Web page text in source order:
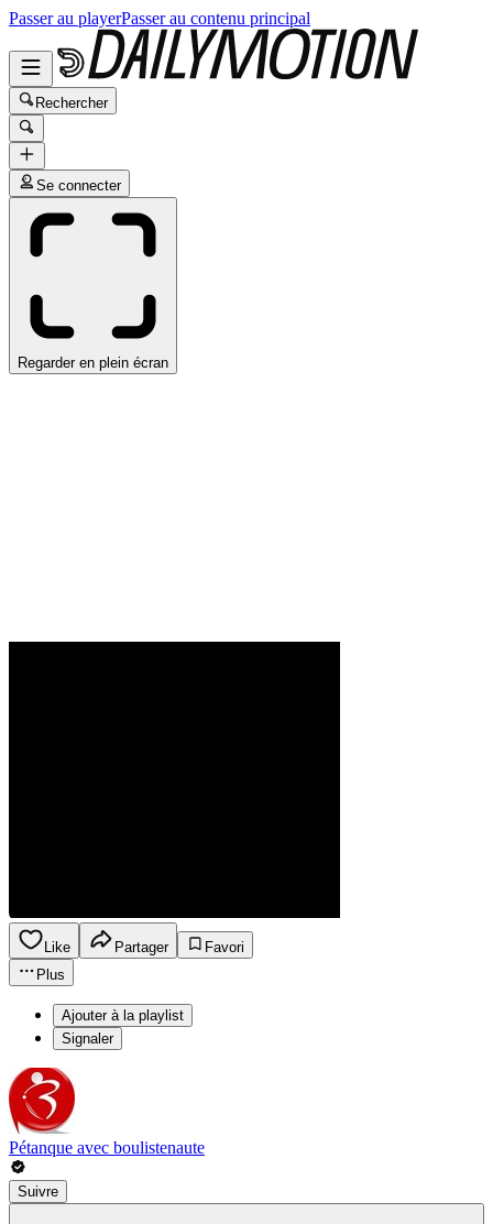
Passer au playerPasser au contenu principal
Rechercher
Se connecter
Regarder en plein écran
Like Partager
Favori
Plus
Ajouter à la playlist
Signaler
Pétanque avec boulistenaute
Suivre